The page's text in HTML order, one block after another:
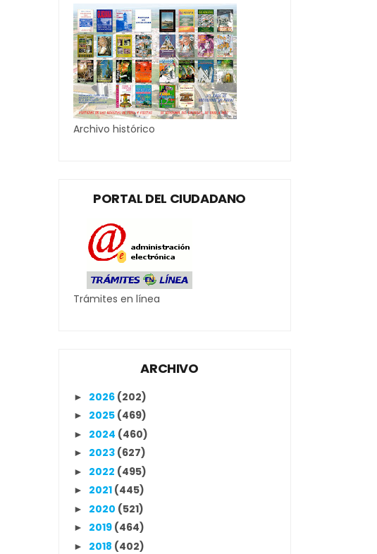
Archivo histórico
PORTAL DEL CIUDADANO
Trámites en línea
ARCHIVO
► 2026 (202)
► 2025 (469)
► 2024 (460)
► 2023 (627)
► 2022 (495)
► 2021 (445)
► 2020 (521)
► 2019 (464)
► 2018 (402)